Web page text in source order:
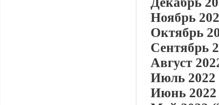
Ноябрь
Октябрь
Сентябрь
Август
Июль 2022
Июнь 2022